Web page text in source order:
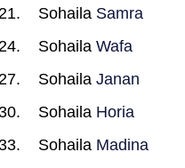
Sohaila Samra
SohailaWafa
SohailaJanan
Sohaila Horia
Sohaila Madina